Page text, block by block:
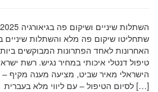
שתחליטו שיקום פה מלא והשתלות שיניים
האחרונות לאחד הפתרונות המבוקשים
טיפול דנטלי איכותי במחיר נגיש. רשת
הישראלי מאיר שביט, מציעה מענה מקיף –
לסיום הטיפול – עם ליווי מלא בעברית […]